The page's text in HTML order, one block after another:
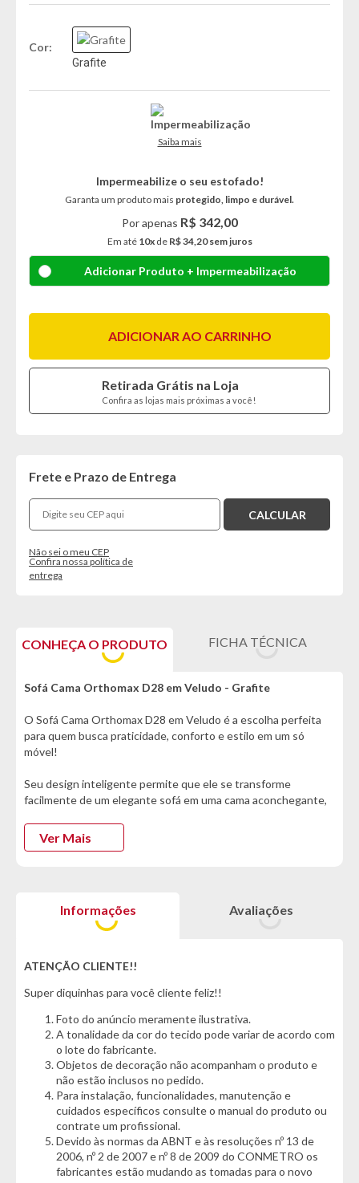
Cor
Grafite
Saiba mais
Impermeabilize o seu estofado!
Garanta um produto mais protegido, limpo e durável.
Por apenas R$ 342,00
Em até 10xde R$ 34,20 sem juros
Adicionar Produto + Impermeabilização
ADICIONAR AO CARRINHO
Retirada Grátis na Loja
Confira as lojas mais próximas a você!
Frete e Prazo de Entrega
Não sei o meu CEP
Confira nossa política de
entrega
CONHEÇA O PRODUTO FICHA TÉCNICA
Sofá Cama Orthomax D28 em Veludo - Grafite
O Sofá Cama Orthomax D28 em Veludo é a escolha perfeita
para quem busca praticidade, conforto e estilo em um só
móvel!
Seu design inteligente permite que ele se transforme
facilmente de um elegante sofá em uma cama aconchegante,
Revestido com tecido em veludo, ele oferece um toque suave
e sofisticado, elevando o visual da sala ou do quarto com seu
sustentação, proporcionando conforto duradouro tanto para
sentar quanto para dormir. Os pés em madeira acrescentam
durabilidade do móvel.
Bonito, versátil e resistente, o Sofá Cama Orthomax D28 é
elegância, tornando qualquer ambiente mais acolhedor,
moderno e convidativo para todos os momentos.
*Características informadas pelo fabricante da marca*
Informações Técnicas:
- Marca: Orthomax
- Modelo: Max
Ver Mais
Informações Avaliações
ATENÇÃO CLIENTE!!
Super diquinhas para você cliente feliz!!
Foto do anúncio meramente ilustrativa.
A tonalidade da cor do tecido pode variar de acordo com
o lote do fabricante.
Objetos de decoração não acompanham o produto e
não estão inclusos no pedido.
Para instalação, funcionalidades, manutenção e
cuidados específicos consulte o manual do produto ou
contrate um profissional.
Devido às normas da ABNT e às resoluções nº 13 de
2006, nº 2 de 2007 e nº 8 de 2009 do CONMETRO os
fabricantes estão mudando as tomadas para o novo